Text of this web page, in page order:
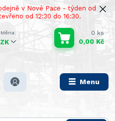
v Nové Pace - týden od
od 12:30 do 16:30.
Menu
0 ks
0,00 Kč